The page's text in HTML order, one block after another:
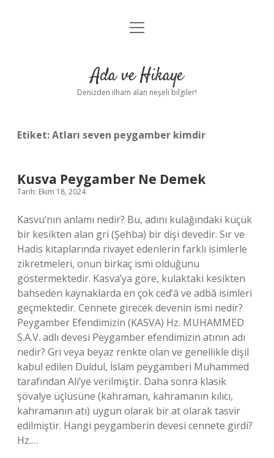
Anasayfa
Yasal Uyarı
menüyü
Ada ve Hikaye
Denizden ilham alan neşeli bilgiler!
Etiket:Atları seven peygamber kimdir
Kusva Peygamber Ne Demek
Tarih: Ekim 18, 2024
Kasvu’nın anlamı nedir? Bu, adını kulağındaki küçük
bir kesikten alan gri (Şehba) bir dişi devedir. Sır ve
Hadis kitaplarında rivayet edenlerin farklı isimlerle
zikretmeleri, onun birkaç ismi olduğunu
göstermektedir. Kasva’ya göre, kulaktaki kesikten
bahseden kaynaklarda en çok ced’â ve adbâ isimleri
geçmektedir. Cennete girecek devenin ismi nedir?
Peygamber Efendimizin (KASVA) Hz. MUHAMMED
S.A.V. adlı devesi Peygamber efendimizin atının adı
nedir? Gri veya beyaz renkte olan ve genellikle dişil
kabul edilen Duldul, İslam peygamberi Muhammed
tarafından Ali’ye verilmiştir. Daha sonra klasik
şövalye üçlüsüne (kahraman, kahramanın kılıcı,
kahramanın atı) uygun olarak bir at olarak tasvir
edilmiştir. Hangi peygamberin devesi cennete girdi?
Hz.…